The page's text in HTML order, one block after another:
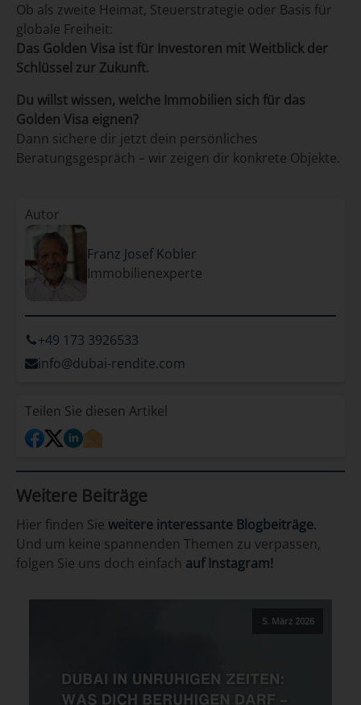
Ob als zweite Heimat, Steuerstrategie oder Basis für
globale Freiheit:
Das Golden Visa ist für Investoren mit Weitblick der
Schlüssel zur Zukunft.
Du willst wissen, welche Immobilien sich für das
Golden Visa eignen?
Dann sichere dir jetzt dein persönliches
Beratungsgespräch – wir zeigen dir konkrete Objekte.
Autor
Franz Josef Kobler
Immobilienexperte
+49 173 3926533
‌info@dubai-rendite.com
Teilen Sie diesen Artikel
Weitere Beiträge
Hier finden Sie weitere interessante Blogbeiträge.
Und um keine spannenden Themen zu verpassen,
folgen Sie uns doch einfach auf Instagram!
5. März 2026